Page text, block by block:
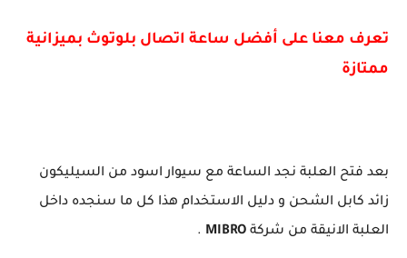
تعرف معنا على أفضل ساعة اتصال بلوتوث بميزانية
ممتازة
بعد فتح العلبة نجد الساعة مع سيوار اسود من السيليكون
زائد كابل الشحن و دليل الاستخدام هذا كل ما سنجده داخل
العلبة الانيقة من شركة MIBRO
.